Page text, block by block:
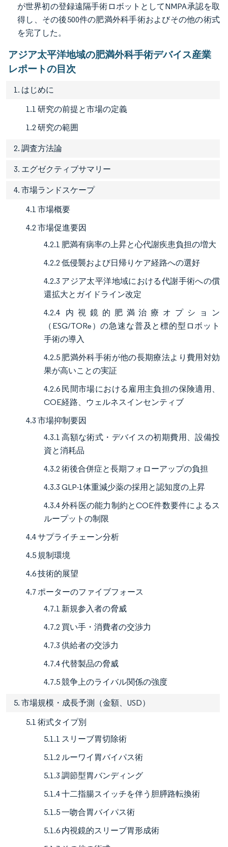
が世界初の登録遠隔手術ロボットとしてNMPA承認を取
得し、その後500件の肥満外科手術およびその他の術式
を完了した。
アジア太平洋地域の肥満外科手術デバイス産業
レポートの目次
1. はじめに
1.1 研究の前提と市場の定義
1.2 研究の範囲
2. 調査方法論
3. エグゼクティブサマリー
4. 市場ランドスケープ
4.1 市場概要
4.2 市場促進要因
4.2.1 肥満有病率の上昇と心代謝疾患負担の増大
4.2.2 低侵襲および日帰りケア経路への選好
4.2.3 アジア太平洋地域における代謝手術への償
還拡大とガイドライン改定
4.2.4 内視鏡的肥満治療オプション
（ESG/TORe）の急速な普及と標的型ロボット
手術の導入
4.2.5 肥満外科手術が他の長期療法より費用対効
果が高いことの実証
4.2.6 民間市場における雇用主負担の保険適用、
COE経路、ウェルネスインセンティブ
4.3 市場抑制要因
4.3.1 高額な術式・デバイスの初期費用、設備投
資と消耗品
4.3.2 術後合併症と長期フォローアップの負担
4.3.3 GLP-1体重減少薬の採用と認知度の上昇
4.3.4 外科医の能力制約とCOE件数要件によるス
ループットの制限
4.4 サプライチェーン分析
4.5 規制環境
4.6 技術的展望
4.7 ポーターのファイブフォース
4.7.1 新規参入者の脅威
4.7.2 買い手・消費者の交渉力
4.7.3 供給者の交渉力
4.7.4 代替製品の脅威
4.7.5 競争上のライバル関係の強度
5. 市場規模・成長予測（金額、USD）
5.1 術式タイプ別
5.1.1 スリーブ胃切除術
5.1.2 ルーワイ胃バイパス術
5.1.3 調節型胃バンディング
5.1.4 十二指腸スイッチを伴う胆膵路転換術
5.1.5 一吻合胃バイパス術
5.1.6 内視鏡的スリーブ胃形成術